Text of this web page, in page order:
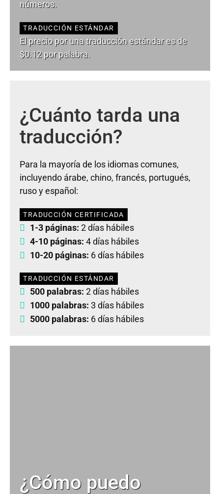
números.
TRADUCCIÓN ESTÁNDAR
El precio por una traducción estándar es de
$0.12 por palabra.
¿Cuánto tarda una
traducción?
Para la mayoría de los idiomas comunes,
incluyendo árabe, chino, francés, portugués,
ruso y español:
TRADUCCIÓN CERTIFICADA
1-3 páginas: 2 días hábiles
4-10 páginas: 4 días hábiles
10-20 páginas: 6 días hábiles
TRADUCCIÓN ESTÁNDAR
500 palabras: 2 días hábiles
1000 palabras: 3 días hábiles
5000 palabras: 6 días hábiles
¿Cómo puedo